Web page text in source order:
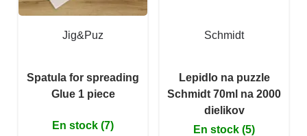
Jig&Puz
Spatula for spreading
Glue 1 piece
En stock (7)
Schmidt
Lepidlo na puzzle
Schmidt 70ml na 2000
dielikov
En stock (5)